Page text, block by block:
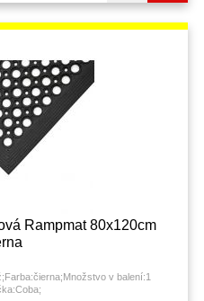
Rampmat 80x120cm
v balení:1